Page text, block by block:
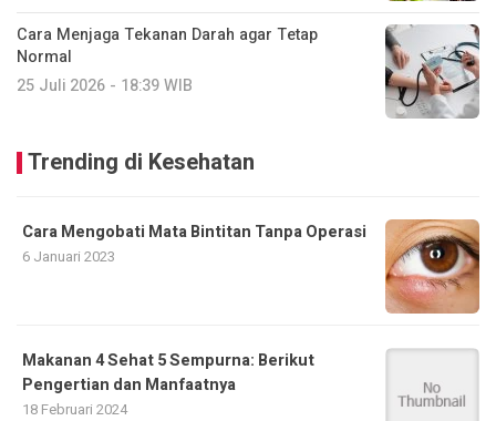
Cara Menjaga Tekanan Darah agar Tetap
Normal
25 Juli 2026 - 18:39 WIB
Trending di Kesehatan
Cara Mengobati Mata Bintitan Tanpa Operasi
6 Januari 2023
Makanan 4 Sehat 5 Sempurna: Berikut
Pengertian dan Manfaatnya
18 Februari 2024